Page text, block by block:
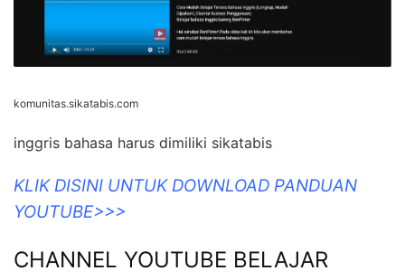
komunitas.sikatabis.com
inggris bahasa harus dimiliki sikatabis
KLIK DISINI UNTUK DOWNLOAD PANDUAN
YOUTUBE>>>
CHANNEL YOUTUBE BELAJAR